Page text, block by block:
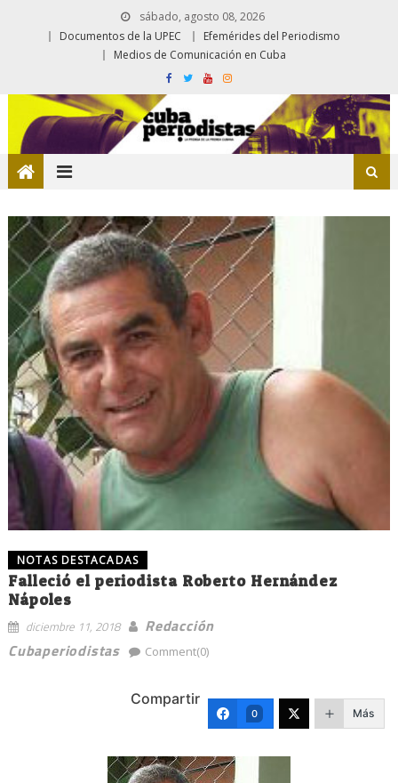
sábado, agosto 08, 2026
Documentos de la UPEC
Efemérides del Periodismo
Medios de Comunicación en Cuba
NOTAS DESTACADAS
Falleció el periodista Roberto Hernández
Nápoles
diciembre 11, 2018
Redacción
Cubaperiodistas
Comment(0)
Compartir
0 Más